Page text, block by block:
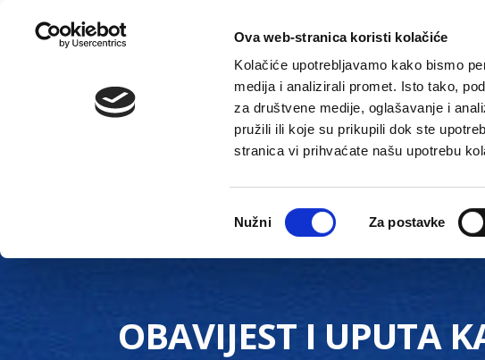
Ova web-stranica koristi kolačiće
Kolačiće upotrebljavamo kako bismo
medija i analizirali promet. Isto tako,
za društvene medije, oglašavanje i
pružili ili koje su prikupili dok ste
stranica vi prihvaćate našu upotrebu
pristanka
Nužni Za postavke
Gradska uprava Gradske
OBAVIJEST I UPUTA